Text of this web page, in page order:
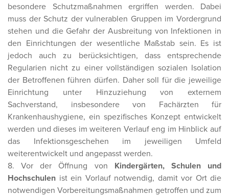
besondere Schutzmaßnahmen ergriffen werden. Dabei
muss der Schutz der vulnerablen Gruppen im Vordergrund
stehen und die Gefahr der Ausbreitung von Infektionen in
den Einrichtungen der wesentliche Maßstab sein. Es ist
jedoch auch zu berücksichtigen, dass entsprechende
Regularien nicht zu einer vollständigen sozialen Isolation
der Betroffenen führen dürfen. Daher soll für die jeweilige
Einrichtung unter Hinzuziehung von externem
Sachverstand, insbesondere von Fachärzten für
Krankenhaushygiene, ein spezifisches Konzept entwickelt
werden und dieses im weiteren Verlauf eng im Hinblick auf
das Infektionsgeschehen im jeweiligen Umfeld
weiterentwickelt und angepasst werden.
8. Vor der Öffnung von Kindergärten, Schulen und
Hochschulen ist ein Vorlauf notwendig, damit vor Ort die
notwendigen Vorbereitungsmaßnahmen getroffen und zum